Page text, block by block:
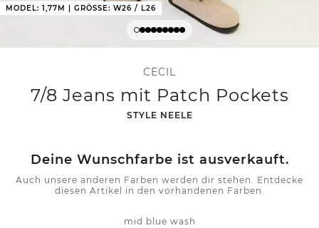
MODEL: 1,77M | GRÖSSE: W26 / L26
CECIL
7/8 Jeans mit Patch Pockets
-
STYLE NEELE
Deine Wunschfarbe ist ausverkauft.
Auch unsere anderen Farben werden dir stehen. Entdecke
diesen Artikel in den vorhandenen Farben.
mid blue wash